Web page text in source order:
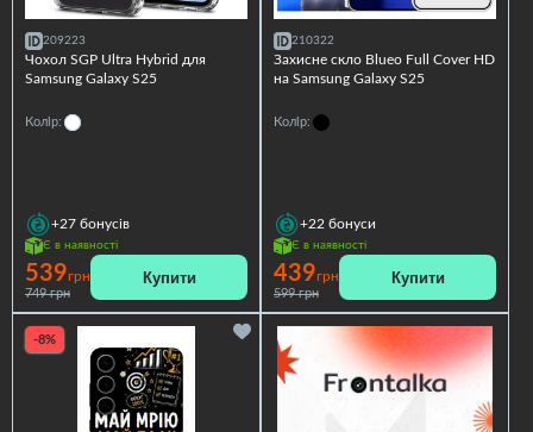
209223
Чохол SGP Ultra Hybrid для
Samsung Galaxy S25
Колір:
+27 бонусів
Є в наявності
539грн
749 грн
Купити
210322
Захисне скло Blueo Full Cover HD
на Samsung Galaxy S25
Колір:
+22 бонуси
Є в наявності
439грн
599 грн
Купити
-8%